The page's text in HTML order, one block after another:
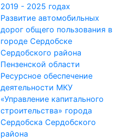
2019 - 2025 годах
Развитие автомобильных
дорог общего пользования в
городе Сердобске
Сердобского района
Пензенской области
Ресурсное обеспечение
деятельности МКУ
«Управление капитального
строительства» города
Сердобска Сердобского
района